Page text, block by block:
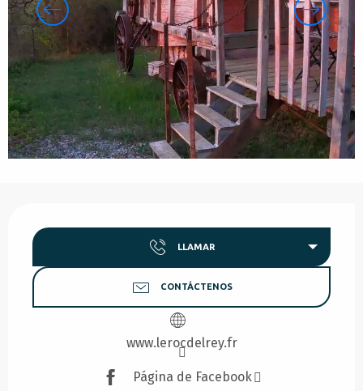
LLAMAR
CONTÁCTENOS
www.lerocdelrey.fr
Página de Facebook